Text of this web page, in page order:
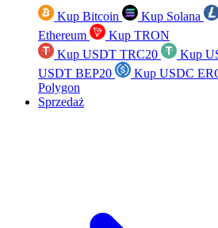
Kup Bitcoin Kup Solana
Ethereum
Kup TRON
Kup USDT TRC20
Kup
USDT BEP20
Kup USDC
Polygon
Sprzedaż